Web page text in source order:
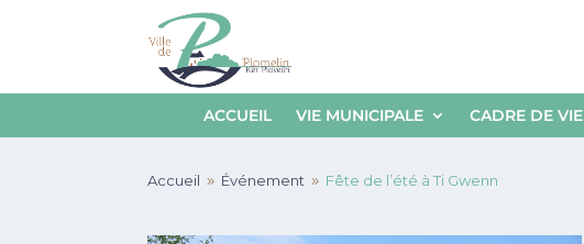
ACCUEIL VIE MUNICIPALE CADRE DE VIE
Accueil 9 Événement 9 Fête de l’été à Ti Gwenn